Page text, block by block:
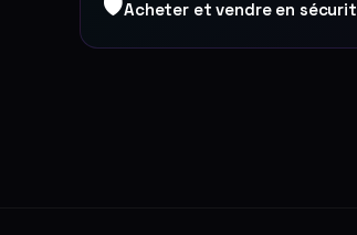
Acheter et vendre en